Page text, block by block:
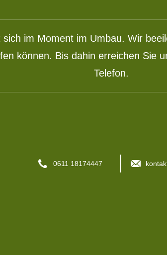
im Moment im Umbau. Wir
können. Bis dahin erreichen Sie
Telefon.
0611 18174447